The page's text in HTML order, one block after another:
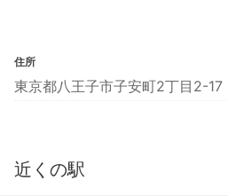
住所
東京都八王子市子安町2丁目2-17
近くの駅